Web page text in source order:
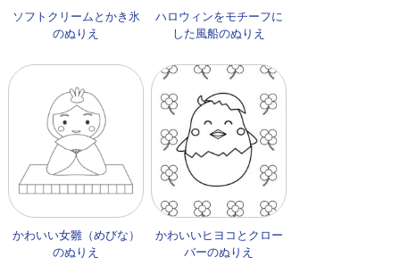
ソフトクリームとかき氷
のぬりえ
ハロウィンをモチーフに
した風船のぬりえ
かわいい女雛（めびな）
のぬりえ
かわいいヒヨコとクロー
バーのぬりえ